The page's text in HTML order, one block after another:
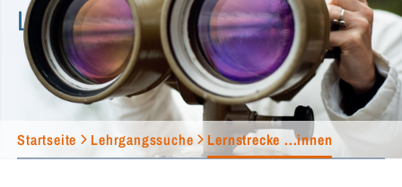
Lehrgangssuche
Startseite Lehrgangssuche Lernstrecke ...innen